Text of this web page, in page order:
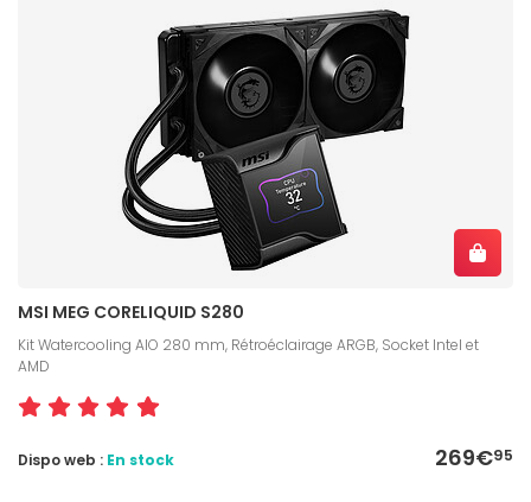
MSI MEG CORELIQUID S280
Kit Watercooling AIO 280 mm, Rétroéclairage ARGB, Socket Intel et
AMD
269€95
Dispo web : En stock